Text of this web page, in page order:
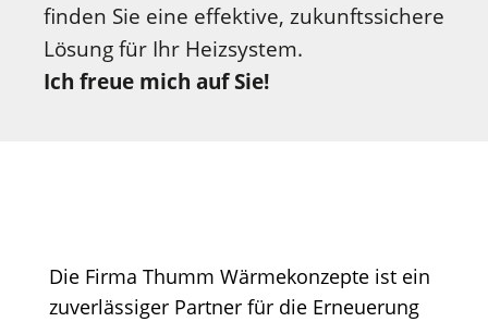
finden Sie eine effektive, zukunftssichere
Lösung für Ihr Heizsystem.
Ich freue mich auf Sie!
Die Firma Thumm Wärmekonzepte ist ein
zuverlässiger Partner für die Erneuerung